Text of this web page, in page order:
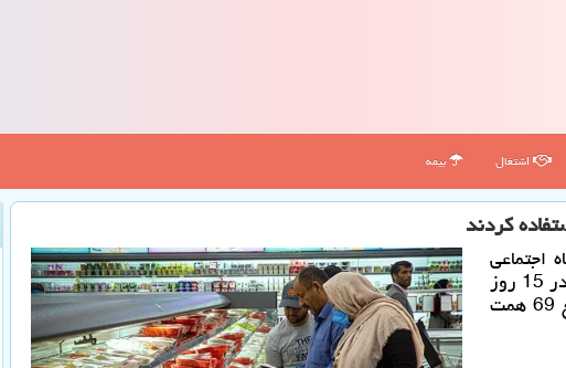
اشتغال بیمه
اجتماعی
در ماه ششم (کالابرگ خرداد ماه) 24 میلیون خانوار در 15 روز
اول این فاز (15 تا 30 خرداد) خرید خودرا به مبلغ 69 همت